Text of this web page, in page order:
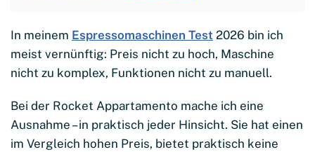
In meinem Espressomaschinen Test 2026 bin ich
meist vernünftig: Preis nicht zu hoch, Maschine
nicht zu komplex, Funktionen nicht zu manuell.
Bei der Rocket Appartamento mache ich eine
Ausnahme – in praktisch jeder Hinsicht. Sie hat einen
im Vergleich hohen Preis, bietet praktisch keine